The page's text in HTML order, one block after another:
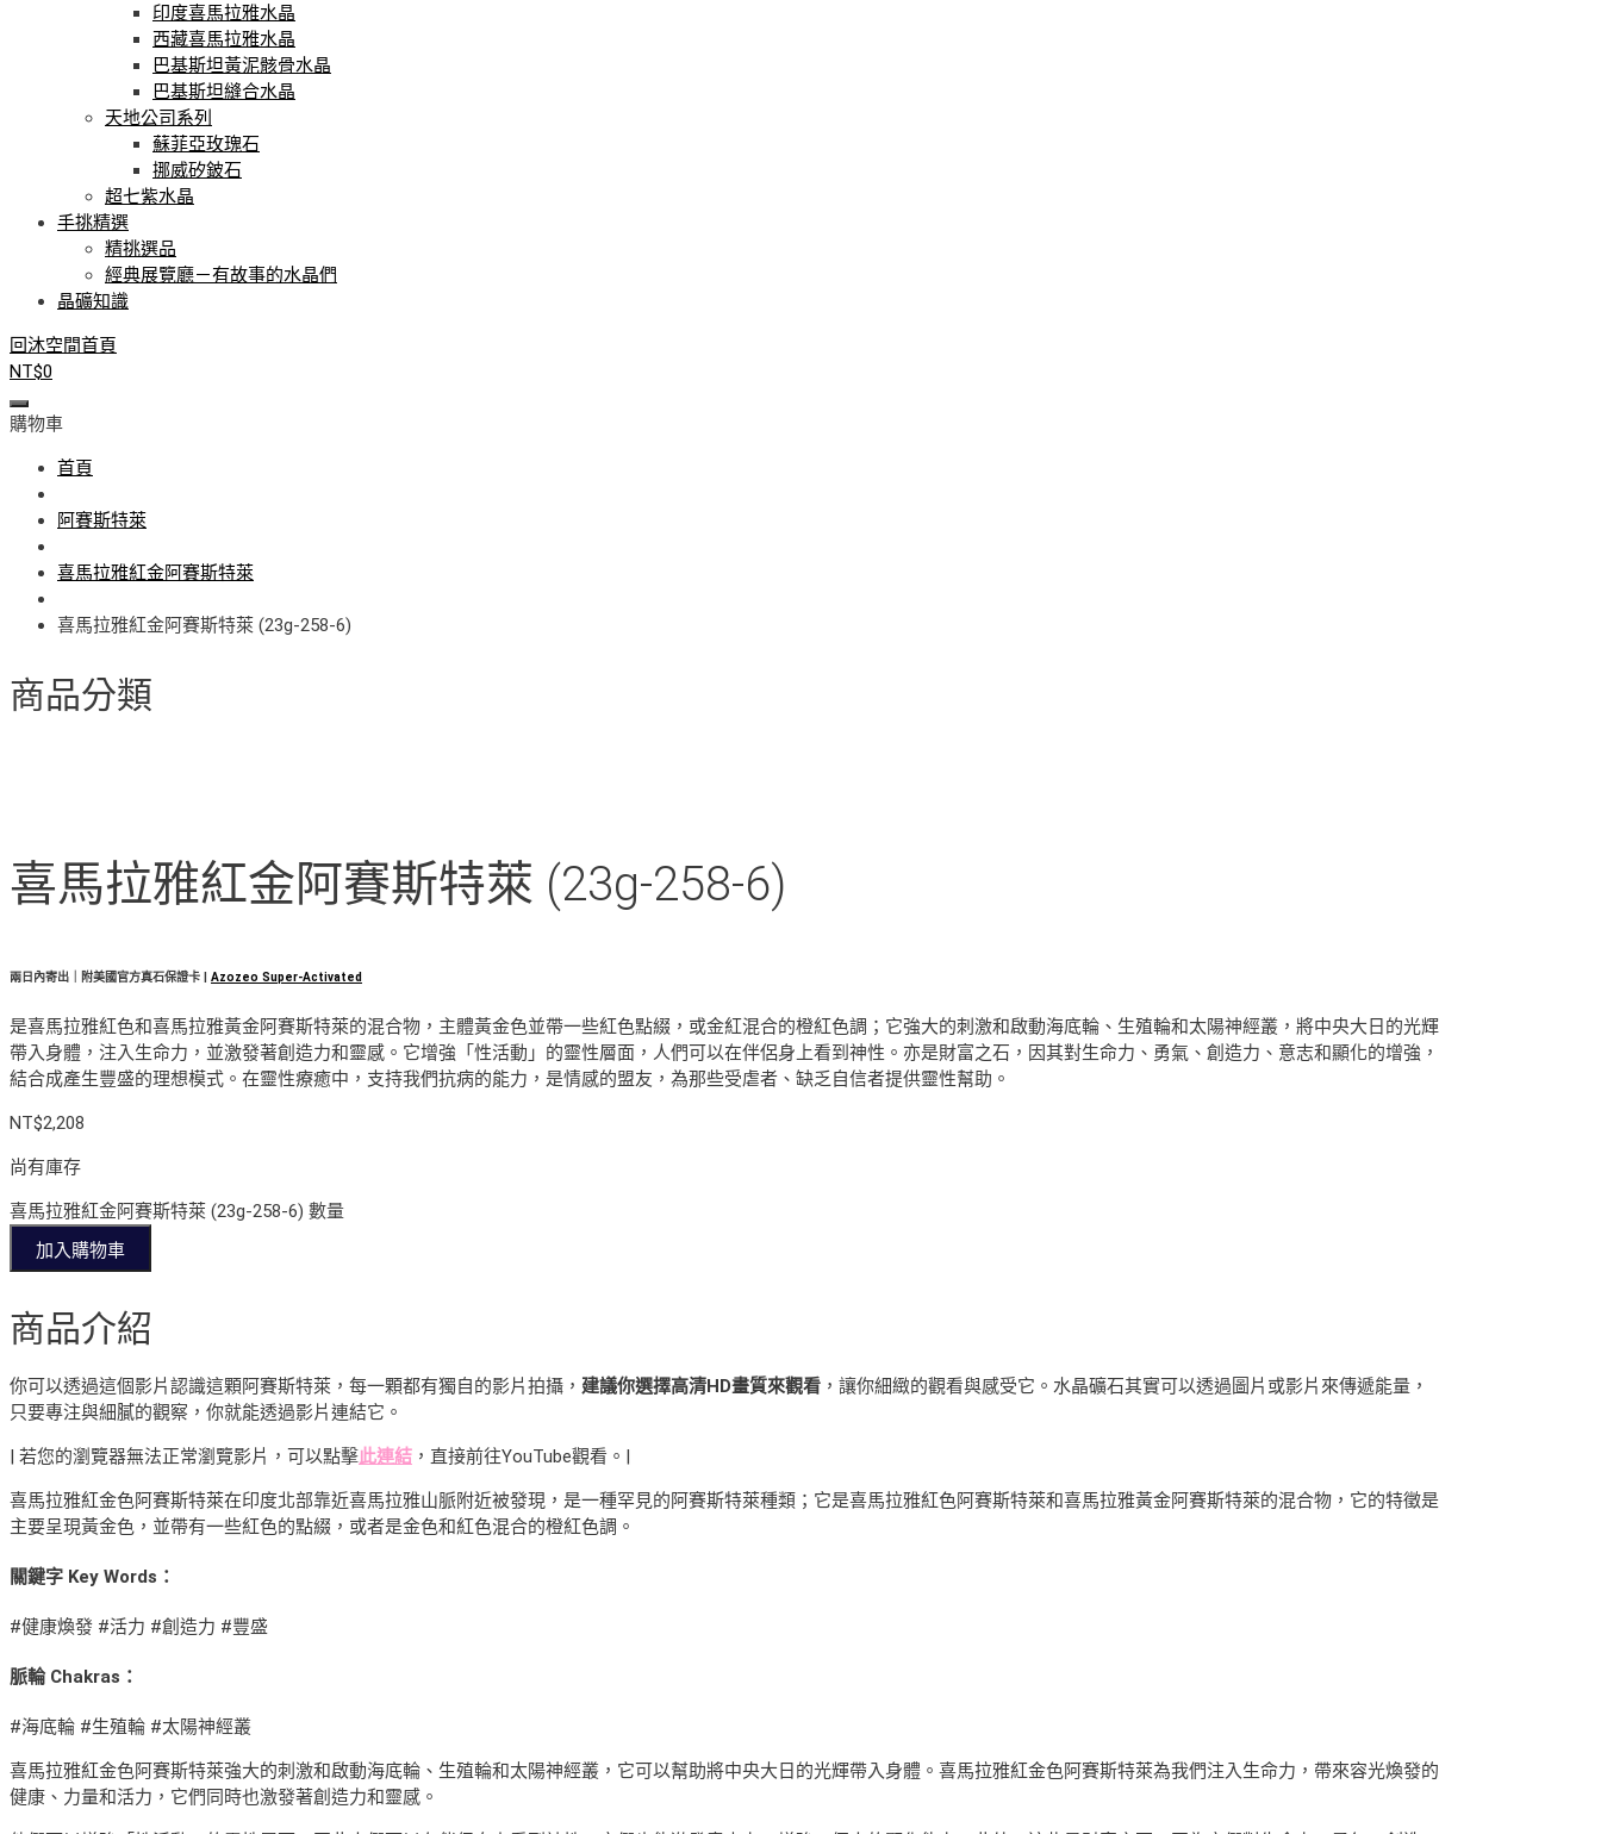
印度喜馬拉雅水晶
西藏喜馬拉雅水晶
巴基斯坦黃泥骸骨水晶
巴基斯坦縫合水晶
天地公司系列
蘇菲亞玫瑰石
挪威矽鈹石
超七紫水晶
手挑精選
精挑選品
經典展覽廳－有故事的水晶們
晶礦知識
回沐空間首頁
NT$0
購物車
首頁
阿賽斯特萊
喜馬拉雅紅金阿賽斯特萊
喜馬拉雅紅金阿賽斯特萊 (23g-258-6)
商品分類
喜馬拉雅紅金阿賽斯特萊 (23g-258-6)
兩日內寄出｜附美國官方真石保證卡 | Azozeo Super-Activated
是喜馬拉雅紅色和喜馬拉雅黃金阿賽斯特萊的混合物，主體黃金色並帶一些紅色點綴，或金紅混合的橙紅色調；它強大的刺激和啟動海底輪、生殖輪和太陽神經叢，將中央大日的光輝
帶入身體，注入生命力，並激發著創造力和靈感。它增強「性活動」的靈性層面，人們可以在伴侶身上看到神性。亦是財富之石，因其對生命力、勇氣、創造力、意志和顯化的增強，
結合成產生豐盛的理想模式。在靈性療癒中，支持我們抗病的能力，是情感的盟友，為那些受虐者、缺乏自信者提供靈性幫助。
NT$2,208
尚有庫存
喜馬拉雅紅金阿賽斯特萊 (23g-258-6) 數量
加入購物車
商品介紹
你可以透過這個影片認識這顆阿賽斯特萊，每一顆都有獨自的影片拍攝， 建議你選擇高清HD畫質來觀看 ，讓你細緻的觀看與感受它。水晶礦石其實可以透過圖片或影片來傳遞能量，
只要專注與細膩的觀察，你就能透過影片連結它。
| 若您的瀏覽器無法正常瀏覽影片，可以點擊此連結 ，直接前往YouTube觀看。|
喜馬拉雅紅金色阿賽斯特萊在印度北部靠近喜馬拉雅山脈附近被發現，是一種罕見的阿賽斯特萊種類；它是喜馬拉雅紅色阿賽斯特萊和喜馬拉雅黃金阿賽斯特萊的混合物，它的特徵是
主要呈現黃金色，並帶有一些紅色的點綴，或者是金色和紅色混合的橙紅色調。
關鍵字 Key Words：
#健康煥發 #活力 #創造力 #豐盛
脈輪 Chakras：
#海底輪 #生殖輪 #太陽神經叢
喜馬拉雅紅金色阿賽斯特萊強大的刺激和啟動海底輪、生殖輪和太陽神經叢，它可以幫助將中央大日的光輝帶入身體。喜馬拉雅紅金色阿賽斯特萊為我們注入生命力，帶來容光煥發的
健康、力量和活力，它們同時也激發著創造力和靈感。